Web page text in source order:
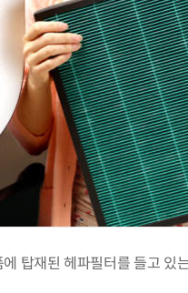
탑재된 헤파필터를 들고 있